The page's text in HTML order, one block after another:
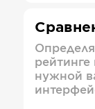
рейтинге
нужной